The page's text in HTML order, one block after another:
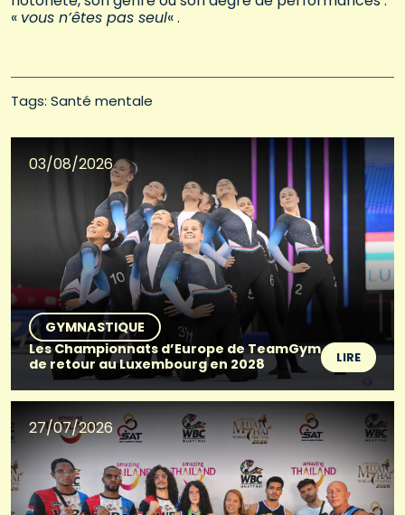
« vous n’êtes pas seul« .
Tags: Santé mentale
03/08/2026
GYMNASTIQUE
Les Championnats d’Europe de TeamGym
de retour au Luxembourg en 2028
LIRE
27/07/2026